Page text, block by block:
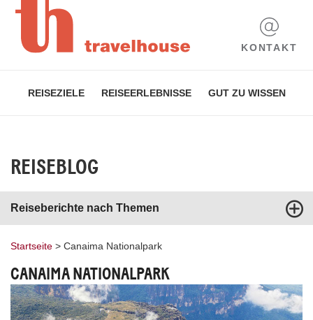
KONTAKT
REISEZIELE REISEERLEBNISSE GUT ZU WISSEN
REISEBLOG
Reiseberichte nach Themen
Startseite > Canaima Nationalpark
CANAIMA NATIONALPARK